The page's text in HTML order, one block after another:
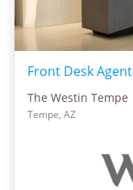
Front Desk Agent
The Westin Tempe
Tempe, AZ